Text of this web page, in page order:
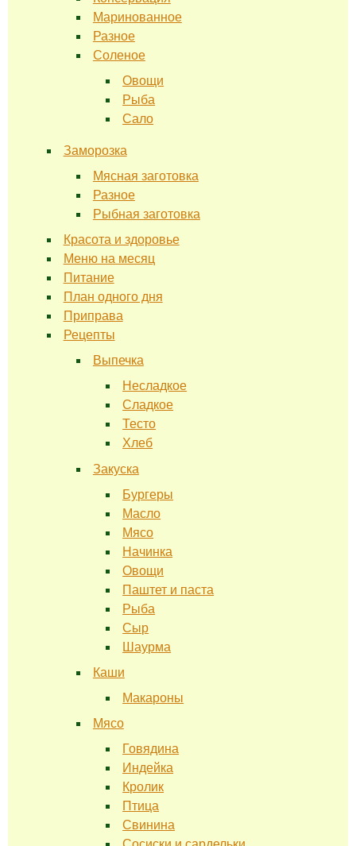
Маринованное
Разное
Соленое
Овощи
Рыба
Сало
Заморозка
Мясная заготовка
Разное
Рыбная заготовка
Красота и здоровье
Меню на месяц
Питание
План одного дня
Приправа
Рецепты
Выпечка
Несладкое
Сладкое
Тесто
Хлеб
Закуска
Бургеры
Масло
Мясо
Начинка
Овощи
Паштет и паста
Рыба
Сыр
Шаурма
Каши
Макароны
Мясо
Говядина
Индейка
Кролик
Птица
Свинина